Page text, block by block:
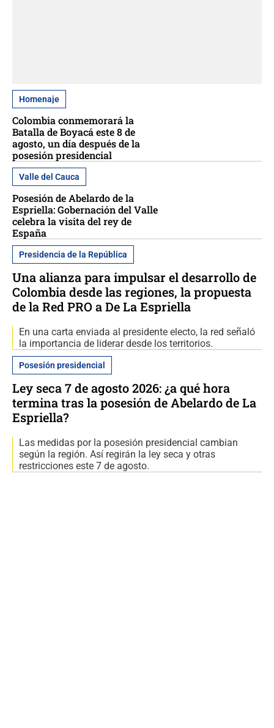
Homenaje
Colombia conmemorará la
Batalla de Boyacá este 8 de
agosto, un día después de la
posesión presidencial
Valle del Cauca
Posesión de Abelardo de la
Espriella: Gobernación del Valle
celebra la visita del rey de
España
Presidencia de la República
Una alianza para impulsar el desarrollo de
Colombia desde las regiones, la propuesta
de la Red PRO a De La Espriella
En una carta enviada al presidente electo, la red señaló
la importancia de liderar desde los territorios.
Posesión presidencial
Ley seca 7 de agosto 2026: ¿a qué hora
termina tras la posesión de Abelardo de La
Espriella?
Las medidas por la posesión presidencial cambian
según la región. Así regirán la ley seca y otras
restricciones este 7 de agosto.